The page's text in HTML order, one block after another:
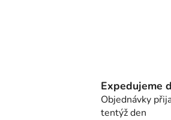
Expedujeme
Objednávky
tentýž den